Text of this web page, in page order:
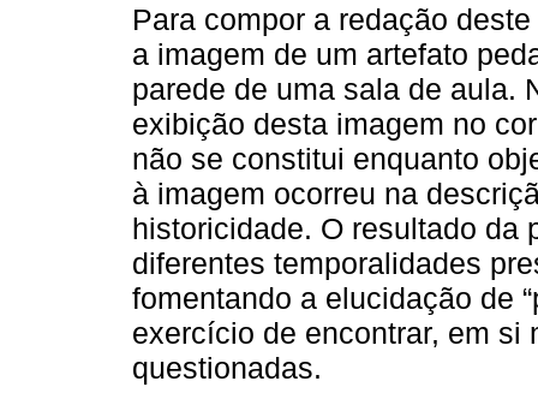
Para compor a redação
a imagem de um artefato
parede de uma sala de aula.
exibição desta imagem no
não se constitui enquanto
à imagem ocorreu na
historicidade. O resultado da
diferentes temporalidades
fomentando a elucidação de
exercício de encontrar, em si
questionadas.